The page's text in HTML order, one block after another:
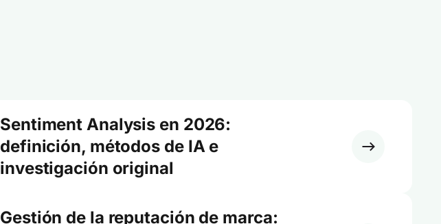
Sentiment Analysis en 2026:
definición, métodos de IA e
investigación original
Gestión de la reputación de marca: